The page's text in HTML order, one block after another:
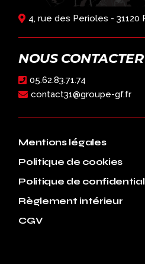
4, rue des Perioles -
NOUS CONTACTER
05.62.83.71.74
contact31@groupe-gf.fr
Mentions légales
Politique de cookies
Politique de
Règlement intérieur
CGV